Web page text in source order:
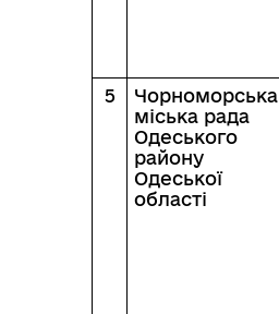
5
Чорноморська
міська рада
Одеського
району
Одеської
області